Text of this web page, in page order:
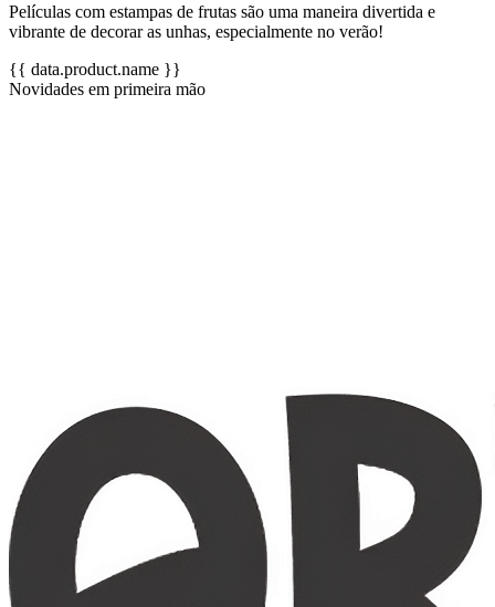
Películas com estampas de frutas são uma maneira divertida e
vibrante de decorar as unhas, especialmente no verão!
{{ data.product.name }}
Novidades em primeira mão